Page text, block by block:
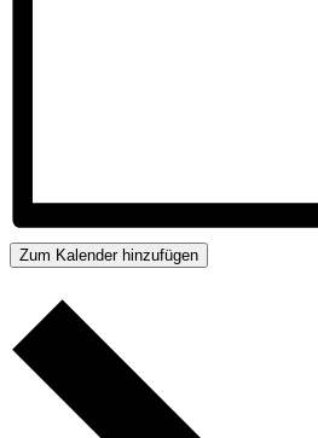
Zum Kalender hinzufügen